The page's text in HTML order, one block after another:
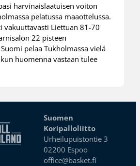
harvinaislaatuisen voiton
pelatussa maaottelussa.
vakuuttavasti Liettuan 81-70
22 pisteen
pelaa Tukholmassa vielä
huomenna vastaan tulee
Suomen
Koripalloliitto
Urheilupuistontie 3
02200 Espoo
office@basket.fi